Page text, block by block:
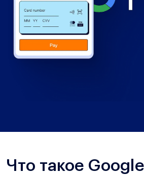
Что такое